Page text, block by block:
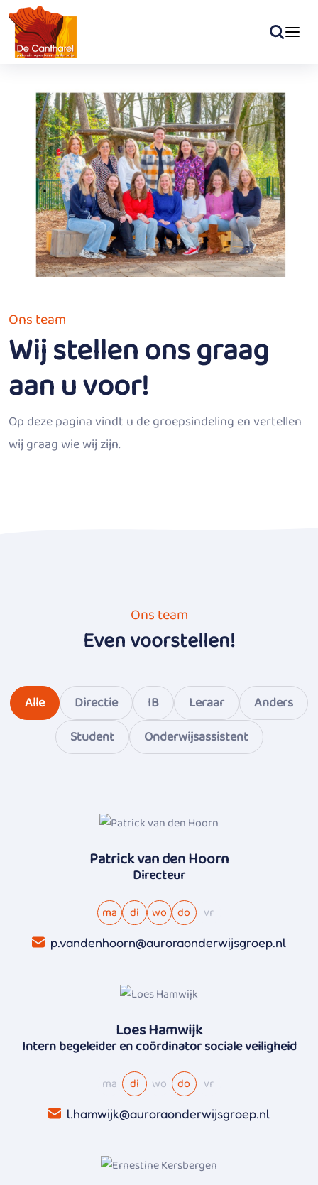
Ons team
Wij stellen ons graag
aan u voor!
Op deze pagina vindt u de groepsindeling en vertellen
wij graag wie wij zijn.
Ons team
Even voorstellen!
Alle Directie IB Leraar
Anders
Student
Onderwijsassistent
Patrick van den Hoorn
Directeur
ma di wo do vr
p.vandenhoorn@auroraonderwijsgroep.nl
Loes Hamwijk
Intern begeleider en coördinator sociale veiligheid
ma di wo do vr
l.hamwijk@auroraonderwijsgroep.nl